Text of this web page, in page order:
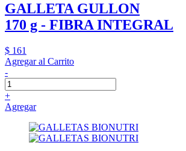
GALLETA GULLON
170 g - FIBRA INTEGRAL
$ 161
Agregar al Carrito
-
+
Agregar